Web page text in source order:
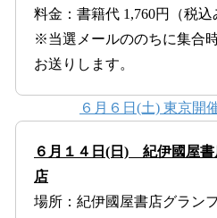
料金：書籍代 1,760円（税込
※当選メールののちに集合
お送りします。
６月６日(土) 東京開
６月１４日(日) 紀伊國屋書
店
場所：紀伊國屋書店グラン